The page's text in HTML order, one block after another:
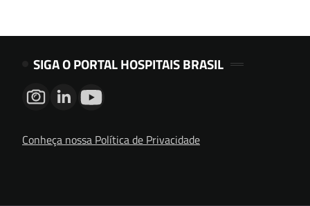
SIGA O PORTAL HOSPITAIS BRASIL
Conheça nossa Política de Privacidade